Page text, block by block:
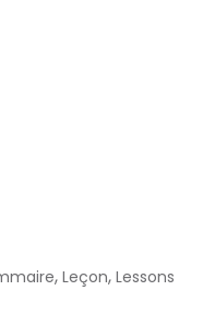
, Leçon, Lessons